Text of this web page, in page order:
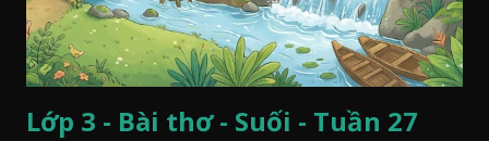
Lớp 3 - Bài thơ - Suối - Tuần 27